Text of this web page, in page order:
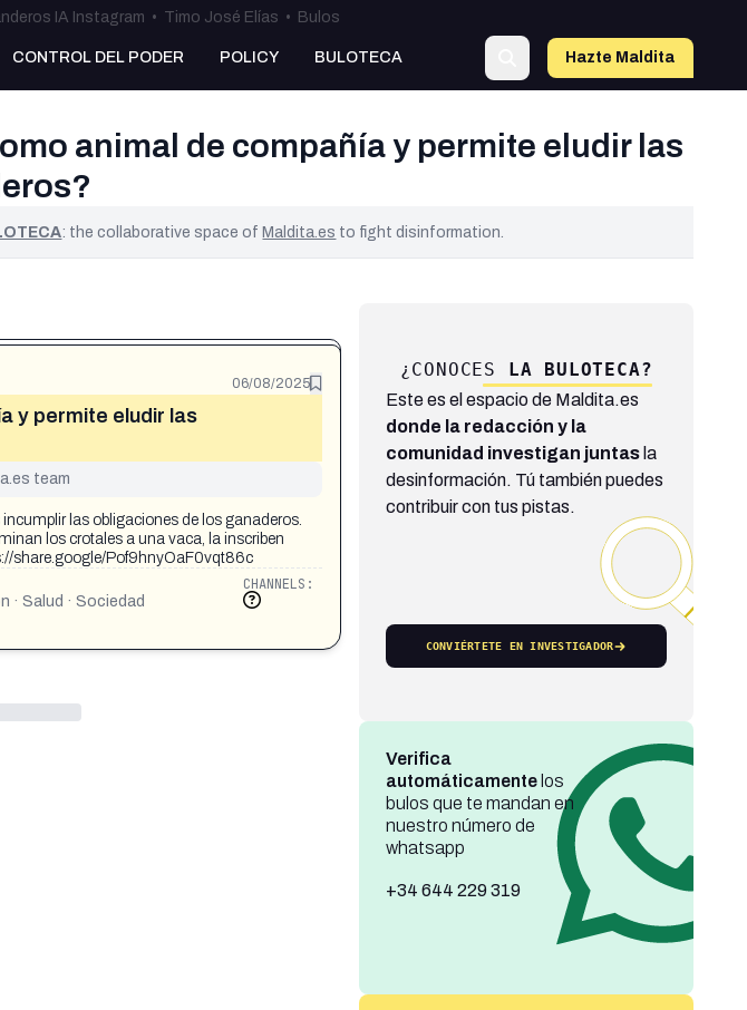
IA Instagram • Timo José Elías • Bulos
CONTROL DEL PODER POLICY BULOTECA Hazte Maldita
animal de compañía y permite eludir las
: the collaborative space ofMaldita.es to fight disinformation.
06/08/2025
y permite eludir las
team
las obligaciones de los ganaderos.
los crotales a una vaca, la inscriben
share.google/Pof9hnyOaF0vqt86c
· Salud · Sociedad
CHANNELS:
¿CONOCES LA BULOTECA?
Este es el espacio de Maldita.es
donde la redacción y la
comunidad investigan juntasla
desinformación. Tú también puedes
contribuir con tus pistas.
CONVIÉRTETE EN INVESTIGADOR
Verifica
automáticamentelos
bulos que te mandan en
nuestro número de
whatsapp
+34 644 229 319